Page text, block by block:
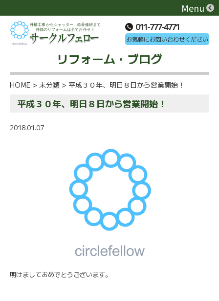
Menu
011-777-4771
お気軽にお問い合わせください
リフォーム・ブログ
HOME > 未分類 > 平成３０年、明日８日から営業開始！
平成３０年、明日８日から営業開始！
2018.01.07
明けましておめでとうございます。